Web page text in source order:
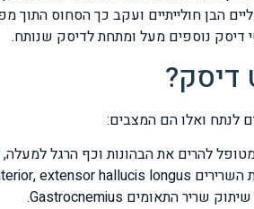
הבן חולייתיים ועקב כך הסחוס
דיסק נוספים מעל ומתחת לדיסק שנותח.
דיסק?
לנתח ואלו הם המצבים: